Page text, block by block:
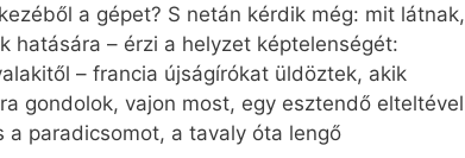
a gépet? S netán kérdik még: mit látnak,
hatására – érzi a helyzet képtelenségét:
– francia újságírókat üldöztek, akik
gondolok, vajon most, egy esztendő elteltével
paradicsomot, a tavaly óta lengő